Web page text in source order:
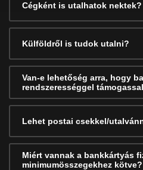
Cégként is utalhatok nektek?
Külföldről is tudok utalni?
Van-e lehetőség arra, hogy
rendszerességgel
Lehet postai csekkel/
Miért vannak a bankkártyás
minimumösszegekhez kötve?